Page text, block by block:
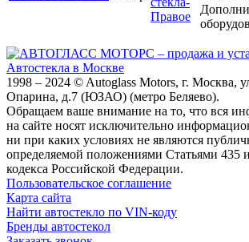
Правое
Автостекла в Москве
1998 – 2024 © Autoglass Motors, г. Москва,
Опарина, д.7 (ЮЗАО) (метро Беляево).
Обращаем ваше внимание на то, что вся
на сайте носят исключительно
ни при каких условиях не являются
определяемой положениями Статьями 435
кодекса Российской Федерации.
Пользовательское соглашение
Карта сайта
Найти автостекло по VIN-коду
Бренды автостекол